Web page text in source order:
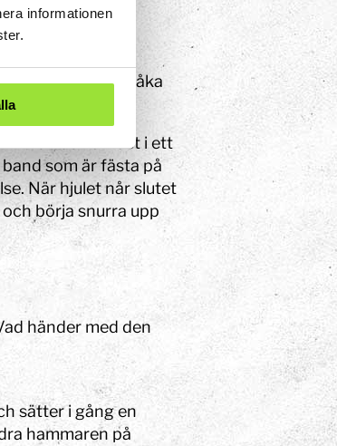
informationen
kan hjulet åka
mitten och är fäst i ett
som är fästa på
När hjulet når slutet
börja snurra upp
händer med den
sätter i gång en
hammaren på